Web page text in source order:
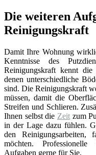
Die weiteren
Reinigungskraft
Damit Ihre Wohnung
Kenntnisse des
Reinigungskraft kennt
denen unterschiedliche
sind. Die Reinigungskraft
müssen, damit die
Streifen und Schlieren.
Ihnen selbst die Zeitzum
in der Lage dazu fühlen.
den
möchten. Professionelle
Aufgaben gerne für Sie.